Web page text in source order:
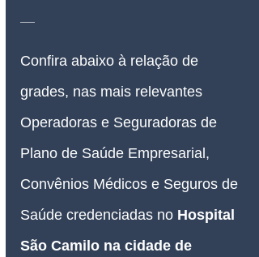
___
Confira abaixo à relação de
grades, nas mais relevantes
Operadoras e Seguradoras de
Plano de Saúde Empresarial,
Convênios Médicos e Seguros de
Saúde credenciadas no Hospital
São Camilo na cidade de